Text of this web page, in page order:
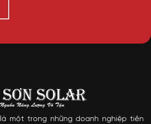
là một trong những doanh nghiệp tiên